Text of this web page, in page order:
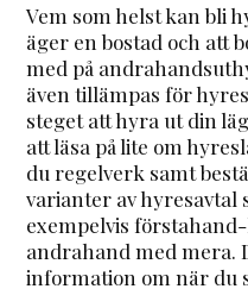
Vem som helst kan bli
äger en bostad och att
med på
även tillämpas för
steget att hyra ut din
att läsa på lite om
du regelverk samt
varianter av hyresavtal
exempelvis
andrahand med mera.
information om när du